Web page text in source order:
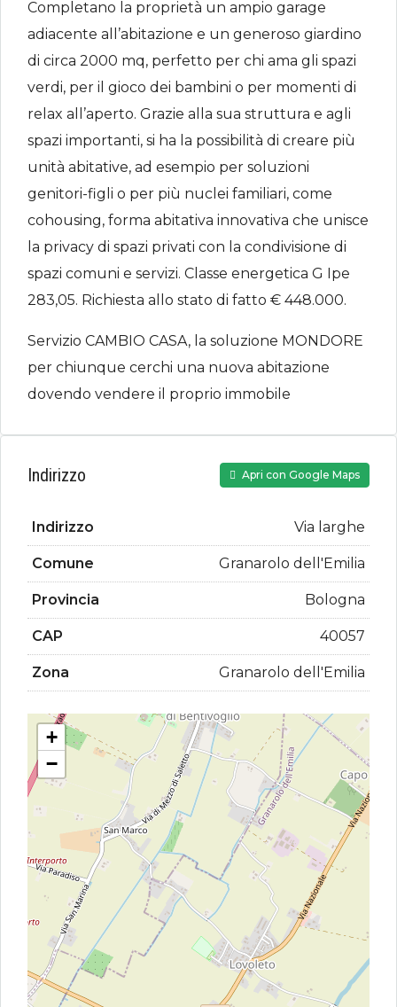
Completano la proprietà un ampio garage
adiacente all’abitazione e un generoso giardino
di circa 2000 mq, perfetto per chi ama gli spazi
verdi, per il gioco dei bambini o per momenti di
relax all’aperto. Grazie alla sua struttura e agli
spazi importanti, si ha la possibilità di creare più
unità abitative, ad esempio per soluzioni
genitori-figli o per più nuclei familiari, come
cohousing, forma abitativa innovativa che unisce
la privacy di spazi privati con la condivisione di
spazi comuni e servizi. Classe energetica G Ipe
283,05. Richiesta allo stato di fatto € 448.000.
Servizio CAMBIO CASA, la soluzione MONDORE
per chiunque cerchi una nuova abitazione
dovendo vendere il proprio immobile
Indirizzo Apri con Google Maps
Indirizzo Via larghe
Comune Granarolo dell'Emilia
Provincia Bologna
CAP 40057
Zona Granarolo dell'Emilia
+
−